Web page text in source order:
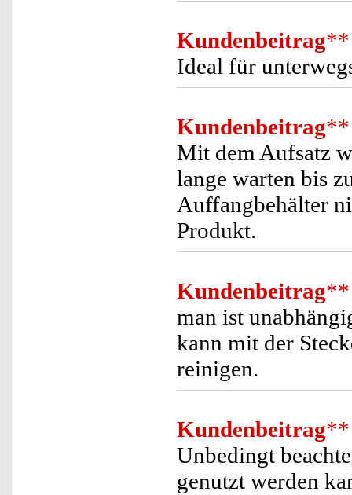
Kundenbeitrag**
Ideal für
Kundenbeitrag**
Mit dem Aufsatz
lange warten bis
Auffangbehälter
Produkt.
Kundenbeitrag**
man ist
kann mit der
reinigen.
Kundenbeitrag**
Unbedingt
genutzt werden